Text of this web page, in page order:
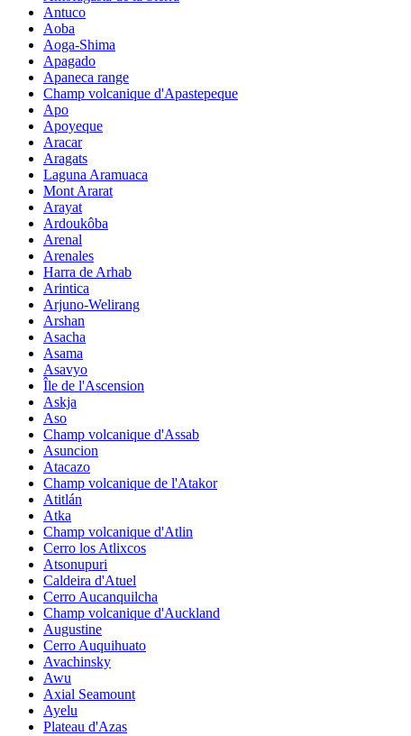
Antuco
Aoba
Aoga-Shima
Apagado
Apaneca range
Champ volcanique d'Apastepeque
Apo
Apoyeque
Aracar
Aragats
Laguna Aramuaca
Mont Ararat
Arayat
Ardoukôba
Arenal
Arenales
Harra de Arhab
Arintica
Arjuno-Welirang
Arshan
Asacha
Asama
Asavyo
Île de l'Ascension
Askja
Aso
Champ volcanique d'Assab
Asuncion
Atacazo
Champ volcanique de l'Atakor
Atitlán
Atka
Champ volcanique d'Atlin
Cerro los Atlixcos
Atsonupuri
Caldeira d'Atuel
Cerro Aucanquilcha
Champ volcanique d'Auckland
Augustine
Cerro Auquihuato
Avachinsky
Awu
Axial Seamount
Ayelu
Plateau d'Azas